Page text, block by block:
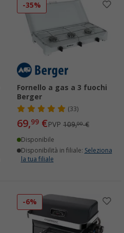
-35%
Fornello a gas a 3 fuochi
Berger
(33)
69,99 €PVP 109,00€
Disponibile
Disponibilità in filiale: Seleziona
la tua filiale
-6%